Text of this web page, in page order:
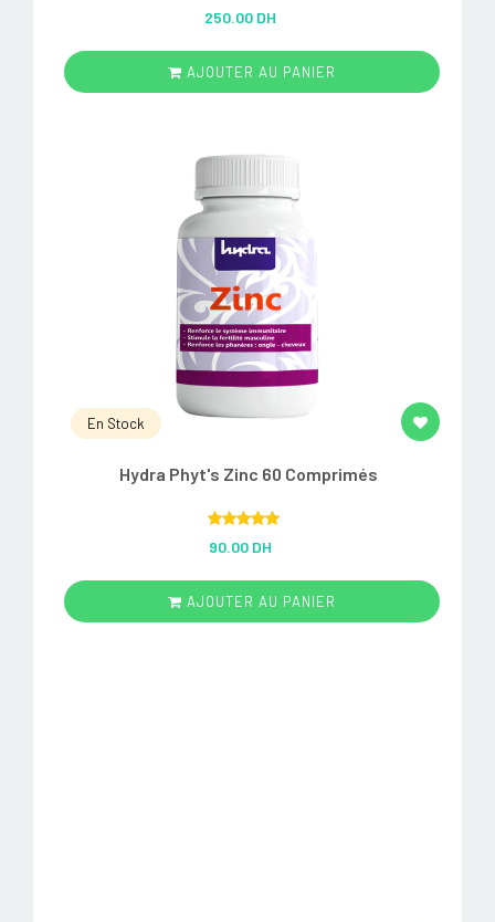
out of 5
250.00 DH
AJOUTER AU PANIER
En Stock
Hydra Phyt's Zinc 60 Comprimés
out of 5
90.00 DH
AJOUTER AU PANIER